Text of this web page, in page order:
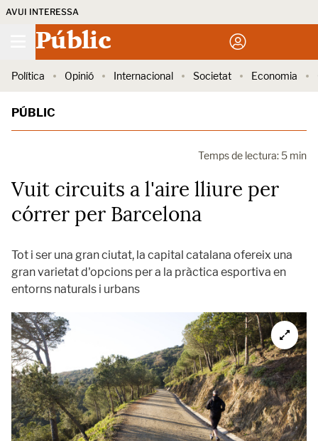
AVUI INTERESSA
Públic
Política Opinió Internacional Societat Economia
PÚBLIC
Temps de lectura: 5 min
Vuit circuits a l'aire lliure per
córrer per Barcelona
Tot i ser una gran ciutat, la capital catalana ofereix una
gran varietat d'opcions per a la pràctica esportiva en
entorns naturals i urbans